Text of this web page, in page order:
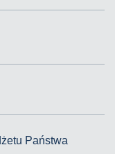
Państwa